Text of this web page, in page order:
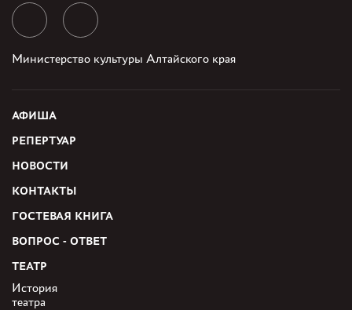
Министерство культуры Алтайского края
АФИША
РЕПЕРТУАР
НОВОСТИ
КОНТАКТЫ
ГОСТЕВАЯ КНИГА
ВОПРОС - ОТВЕТ
ТЕАТР
История
театра